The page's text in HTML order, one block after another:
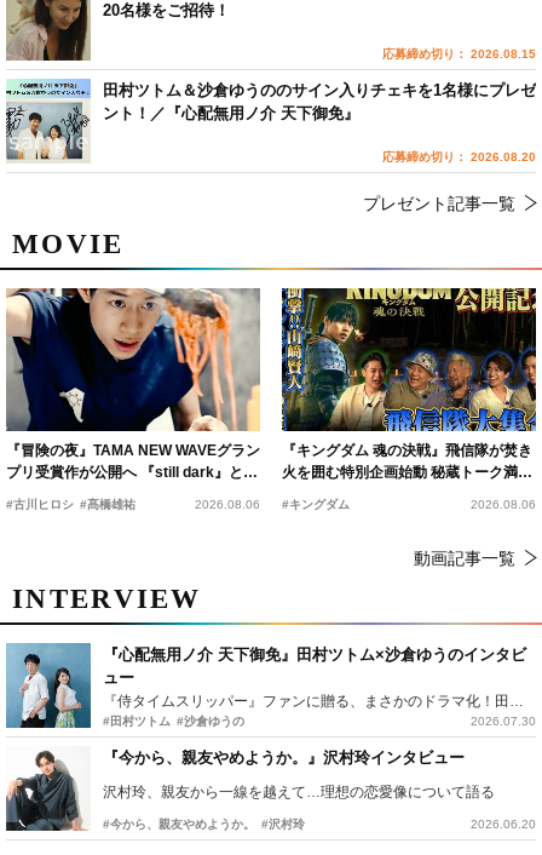
MOVIE
『冒険の夜』TAMA NEW WAVEグラン
プリ受賞作が公開へ 『still dark』と同
時上映決定
#古川ヒロシ #髙橋雄祐 2026.08.06
『キングダム 魂の決戦』飛信隊が焚き
火を囲む特別企画始動 秘蔵トーク満載
の“キングダムキャンプ”開催
#キングダム 2026.08.06
動画記事一覧
INTERVIEW
『心配無用ノ介 天下御免』田村ツトム×沙倉ゆうのインタビ
ュー
#田村ツトム #沙倉ゆうの 2026.07.30
『今から、親友やめようか。』沢村玲インタビュー
沢村玲、親友から一線を越えて…理想の恋愛像について語る
#今から、親友やめようか。 #沢村玲 2026.06.20
20名様をご招待！
応募締め切り： 2026.08.15
田村ツトム＆沙倉ゆうののサイン入りチェキを1名様にプレゼ
ント！／『心配無用ノ介 天下御免』
応募締め切り： 2026.08.20
プレゼント記事一覧